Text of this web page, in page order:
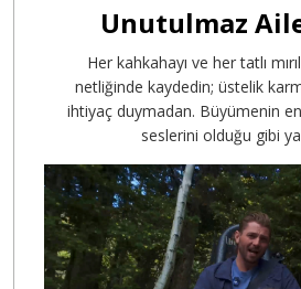
Unutulmaz
Her kahkahayı ve her tatlı
netliğinde kaydedin; üstelik
ihtiyaç duymadan. Büyümenin
seslerini olduğu gibi